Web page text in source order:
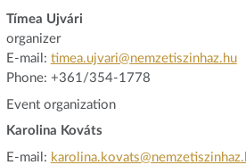
Tímea Ujvári
organizer
E-mail: timea.ujvari@nemzetiszinhaz.hu
Phone: +361/354-1778
Event organization
Karolina Kováts
E-mail: